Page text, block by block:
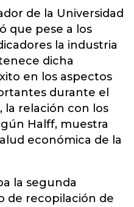
de la Universidad
que pese a los
la industria
dicha
en los aspectos
durante el
la relación con los
Halff, muestra
económica de la
la segunda
de recopilación de